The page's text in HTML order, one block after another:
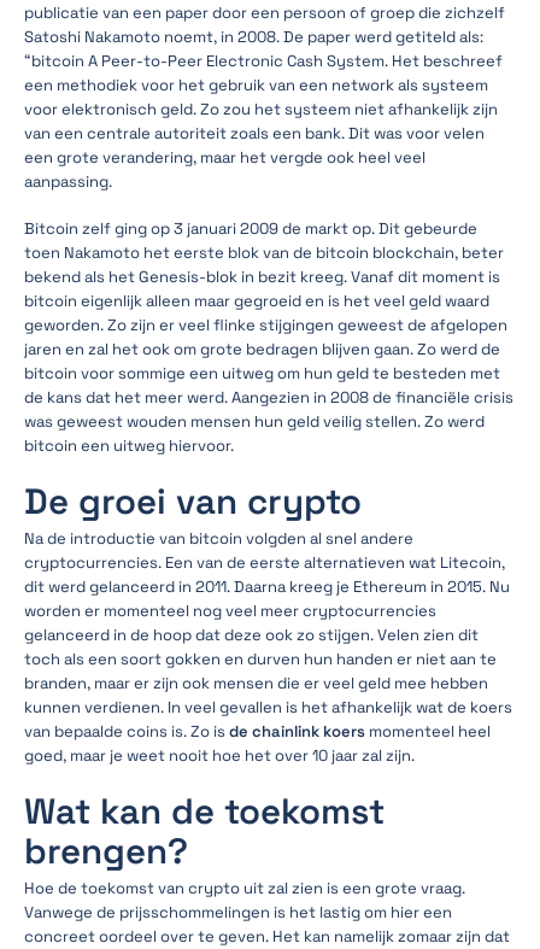
publicatie van een paper door een persoon of groep die zichzelf
Satoshi Nakamoto noemt, in 2008. De paper werd getiteld als:
“bitcoin A Peer-to-Peer Electronic Cash System. Het beschreef
een methodiek voor het gebruik van een network als systeem
voor elektronisch geld. Zo zou het systeem niet afhankelijk zijn
van een centrale autoriteit zoals een bank. Dit was voor velen
een grote verandering, maar het vergde ook heel veel
aanpassing.
Bitcoin zelf ging op 3 januari 2009 de markt op. Dit gebeurde
toen Nakamoto het eerste blok van de bitcoin blockchain, beter
bekend als het Genesis-blok in bezit kreeg. Vanaf dit moment is
bitcoin eigenlijk alleen maar gegroeid en is het veel geld waard
geworden. Zo zijn er veel flinke stijgingen geweest de afgelopen
jaren en zal het ook om grote bedragen blijven gaan. Zo werd de
bitcoin voor sommige een uitweg om hun geld te besteden met
de kans dat het meer werd. Aangezien in 2008 de financiële crisis
was geweest wouden mensen hun geld veilig stellen. Zo werd
bitcoin een uitweg hiervoor.
De groei van crypto
Na de introductie van bitcoin volgden al snel andere
cryptocurrencies. Een van de eerste alternatieven wat Litecoin,
dit werd gelanceerd in 2011. Daarna kreeg je Ethereum in 2015. Nu
worden er momenteel nog veel meer cryptocurrencies
gelanceerd in de hoop dat deze ook zo stijgen. Velen zien dit
toch als een soort gokken en durven hun handen er niet aan te
branden, maar er zijn ook mensen die er veel geld mee hebben
kunnen verdienen. In veel gevallen is het afhankelijk wat de koers
van bepaalde coins is. Zo isde chainlink koers momenteel heel
goed, maar je weet nooit hoe het over 10 jaar zal zijn.
Wat kan de toekomst
brengen?
Hoe de toekomst van crypto uit zal zien is een grote vraag.
Vanwege de prijsschommelingen is het lastig om hier een
concreet oordeel over te geven. Het kan namelijk zomaar zijn dat